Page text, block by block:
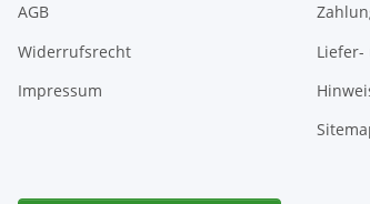
AGB
Widerrufsrecht
Impressum
Liefer-